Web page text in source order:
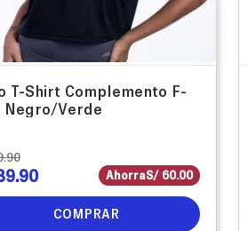
T-Shirt Complemento F-
Negro/Verde
.90
.90 AhorraS/ 60.00
COMPRAR